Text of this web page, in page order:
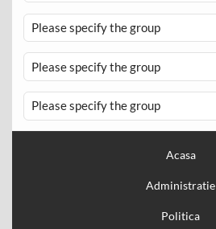
Please specify the group
Please specify the group
Please specify the group
Acasa
Administratie
Politica